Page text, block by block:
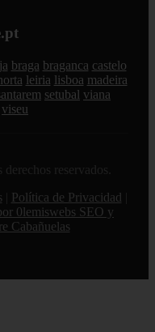
braga braganca castelo
leiria lisboa madeira
setubal viana
viseu
reservados.
Política de Privacidad
0lemiswebs SEO y
Cabañuelas